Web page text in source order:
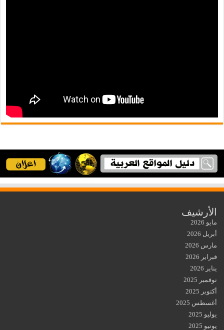
الأرشيف
مايو 2026
أبريل 2026
مارس 2026
فبراير 2026
يناير 2026
نوفمبر 2025
أكتوبر 2025
أغسطس 2025
يوليو 2025
يونيو 2025